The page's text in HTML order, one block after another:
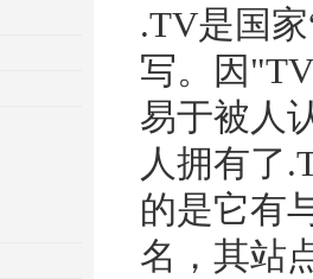
.TV是国
写。因
易于被人
人拥有了
的是它有
名，其站